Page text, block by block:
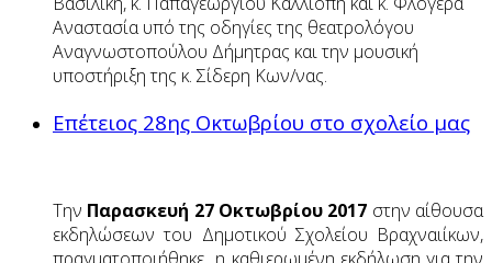
Αναστασία υπό της οδηγίες της θεατρολόγου
Αναγνωστοπούλου Δήμητρας και την μουσική
υποστήριξη της κ. Σίδερη Κων/νας.
Επέτειος 28ης Οκτωβρίου στο σχολείο μας
Tην Παρασκευή 27 Οκτωβρίου 2017 στην αίθουσα
εκδηλώσεων του Δημοτικού Σχολείου Βραχναιίκων,